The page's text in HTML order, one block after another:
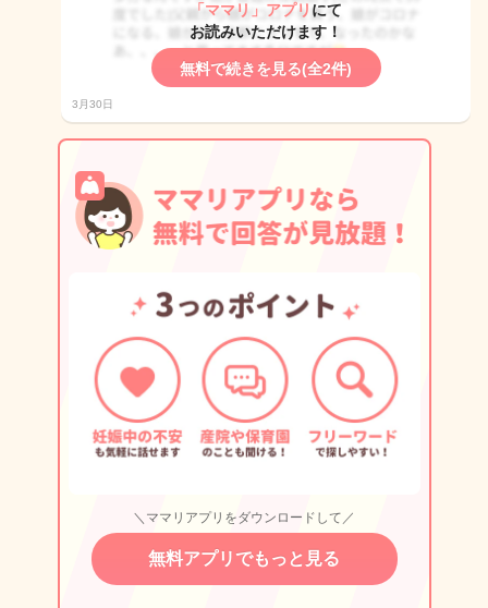
「ママリ」アプリ にて
お読みいただけます！
無料で続きを見る(全2件)
3月30日
＼ママリアプリをダウンロードして／
無料アプリでもっと見る